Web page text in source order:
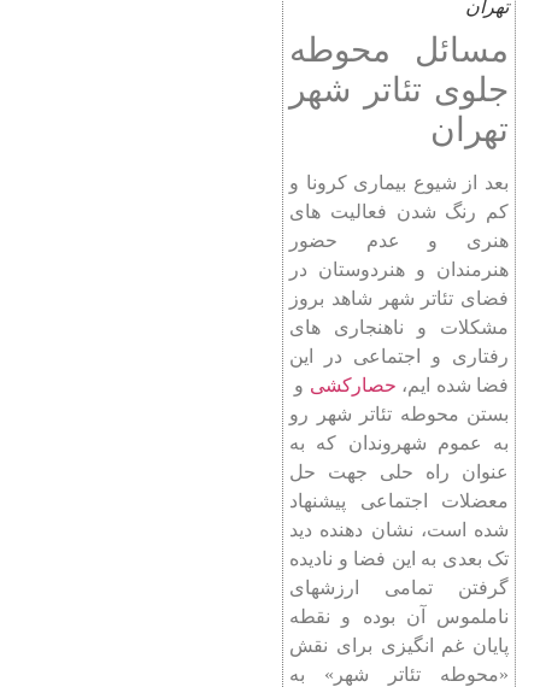
تهران
مسائل محوطه
جلوی تئاتر شهر
تهران
بعد از شیوع بیماری کرونا و
کم رنگ شدن فعالیت های
هنری و عدم حضور
هنرمندان و هنردوستان در
فضای تئاتر شهر شاهد بروز
مشکلات و ناهنجاری های
رفتاری و اجتماعی در این
فضا شده ایم، حصارکشی و
بستن محوطه تئاتر شهر رو
به عموم شهروندان که به
عنوان راه حلی جهت حل
معضلات اجتماعی پیشنهاد
شده است، نشان دهنده دید
تک بعدی به این فضا و نادیده
گرفتن تمامی ارزشهای
ناملموس آن بوده و نقطه
پایان غم انگیزی برای نقش
«محوطه تئاتر شهر» به